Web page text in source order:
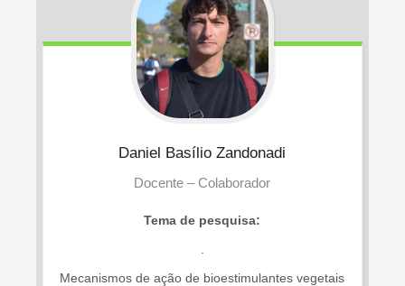
Daniel Basílio Zandonadi
Docente – Colaborador
Tema de pesquisa:
Mecanismos de ação de bioestimulantes vegetais